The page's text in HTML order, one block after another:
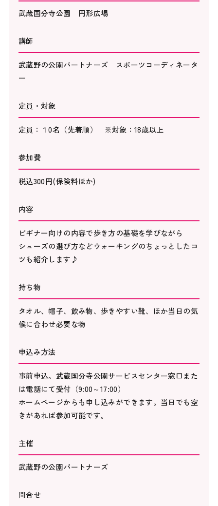
武蔵国分寺公園 円形広場
講師
武蔵野の公園パートナーズ スポーツコーディネータ
ー
定員・対象
定員：１0名（先着順） ※対象：18歳以上
参加費
税込300円(保険料ほか)
内容
ビギナー向けの内容で歩き方の基礎を学びながら
シューズの選び方などウォーキングのちょっとしたコ
ツも紹介します♪
持ち物
タオル、帽子、飲み物、歩きやすい靴、ほか当日の気
候に合わせ必要な物
申込み方法
事前申込。武蔵国分寺公園サービスセンター窓口また
は電話にて受付（9:00～17:00）
ホームページからも申し込みができます。当日でも空
きがあれば参加可能です。
主催
武蔵野の公園パートナーズ
問合せ